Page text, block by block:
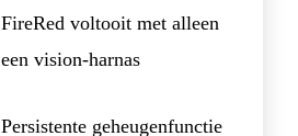
FireRed voltooit met alleen
een vision-harnas
Persistente geheugenfunctie